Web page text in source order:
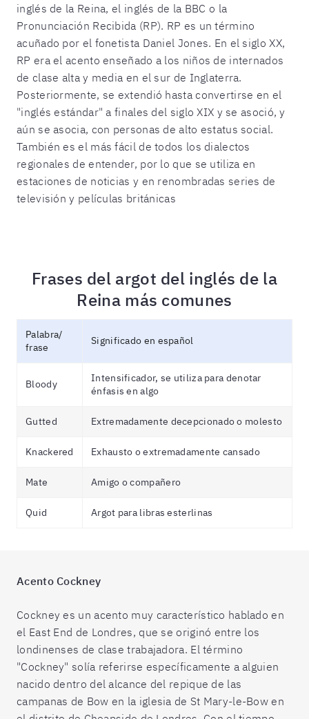
inglés de la Reina, el inglés de la BBC o la
Pronunciación Recibida (RP). RP es un término
acuñado por el fonetista Daniel Jones. En el siglo XX,
RP era el acento enseñado a los niños de internados
de clase alta y media en el sur de Inglaterra.
Posteriormente, se extendió hasta convertirse en el
"inglés estándar" a finales del siglo XIX y se asoció, y
aún se asocia, con personas de alto estatus social.
También es el más fácil de todos los dialectos
regionales de entender, por lo que se utiliza en
estaciones de noticias y en renombradas series de
televisión y películas británicas
Frases del argot del inglés de la
Reina más comunes
Palabra/
frase
Significado en español
Bloody
Intensificador, se utiliza para denotar
énfasis en algo
Gutted Extremadamente decepcionado o molesto
Knackered Exhausto o extremadamente cansado
Mate Amigo o compañero
Quid Argot para libras esterlinas
Acento Cockney
Cockney es un acento muy característico hablado en
el East End de Londres, que se originó entre los
londinenses de clase trabajadora. El término
"Cockney" solía referirse específicamente a alguien
nacido dentro del alcance del repique de las
campanas de Bow en la iglesia de St Mary-le-Bow en